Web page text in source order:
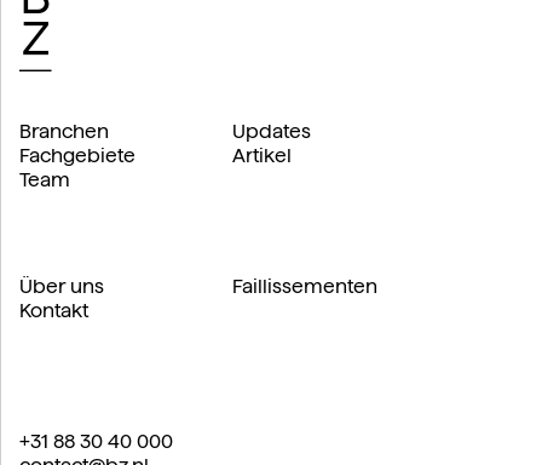
Branchen
Fachgebiete
Team
Updates
Artikel
Über uns
Kontakt
Faillissementen
+31 88 30 40 000